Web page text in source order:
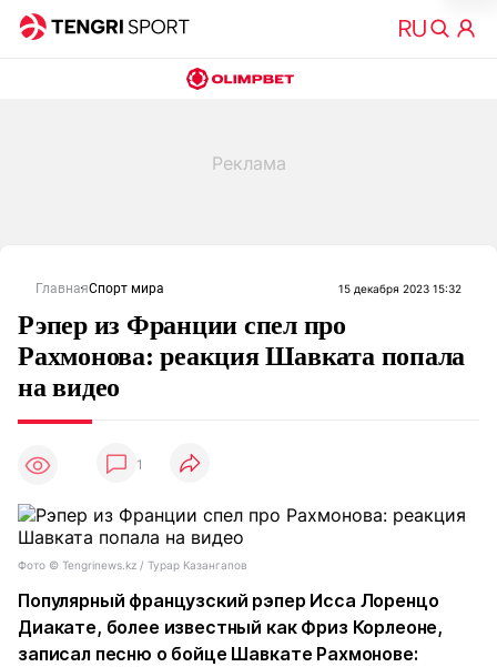
ГлавнаяСпорт мира 15 декабря 2023 15:32
Рэпер из Франции спел про
Рахмонова: реакция Шавката попала
на видео
1
Фото ©️ Tengrinews.kz / Турар Казангапов
Популярный французский рэпер Исса Лоренцо
Диакате, более известный как Фриз Корлеоне,
записал песню о бойце Шавкате Рахмонове: